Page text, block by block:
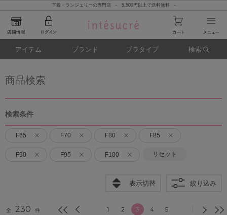
下着・ランジェリーの専門店 - 5,500円以上で送料無料 -
アイテム ブランド ブラタイプ 検索
商品検索
検索条件
F65 F70 F80 F85
F90 F95 F100 リセット
表示切替 絞り込み
全 230 件 1 2 3 4 5